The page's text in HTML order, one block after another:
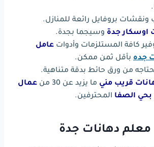
بروفايل رائعة للمنازل.
اوسكار جدة وسيجما بجدة.
كافة المستلزمات وأدوات عامل
جده بأقل ثمن ممكن.
من ورق حائط بدقة متناهية.
قريب مني ما يزيد عن 30 من
عمال
بحي الصفا المحترفين.
معلم دهانات جدة